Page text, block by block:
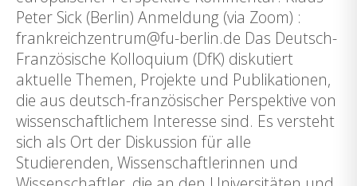
Peter Sick (Berlin) Anmeldung (via Zoom) :
frankreichzentrum@fu-berlin.de Das Deutsch-
Französische Kolloquium (DfK) diskutiert
aktuelle Themen, Projekte und Publikationen,
die aus deutsch-französischer Perspektive von
wissenschaftlichem Interesse sind. Es versteht
sich als Ort der Diskussion für alle
Studierenden, Wissenschaftlerinnen und